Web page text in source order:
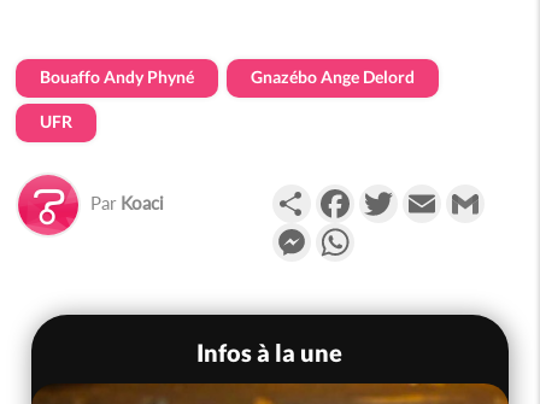
Bouaffo Andy Phyné Gnazébo Ange Delord
UFR
Par Koaci PartagerFacebookTwitterEmail
Messenger
Infos à la une